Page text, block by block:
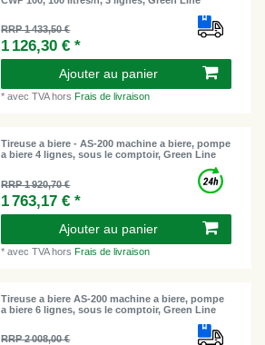
RRP 1 433,50 €
1 126,30 € *
Ajouter au panier
*avec TVAhorsFrais de livraison
Tireuse a biere - AS-200 machine a biere, pompe
a biere 4 lignes, sous le comptoir, Green Line
RRP 1 920,70 €
1 763,17 € *
Ajouter au panier
*avec TVAhors Frais de livraison
Tireuse a biere AS-200 machine a biere, pompe
a biere 6 lignes, sous le comptoir, Green Line
RRP 2 008,00 €